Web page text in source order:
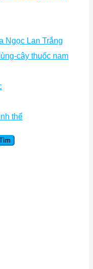
Ngọc Lan Trắng
cây thuốc nam
thể